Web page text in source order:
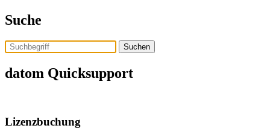
Skip
to
the
content
Suche
datom Quicksupport
Lizenzbuchung